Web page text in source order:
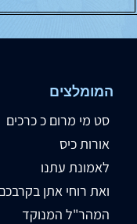
המומלצים
סט מי מרום כ כרכים
אורות כיס
לאמונת עתנו
ואת רוחי אתן
המהר"ל המנוקד